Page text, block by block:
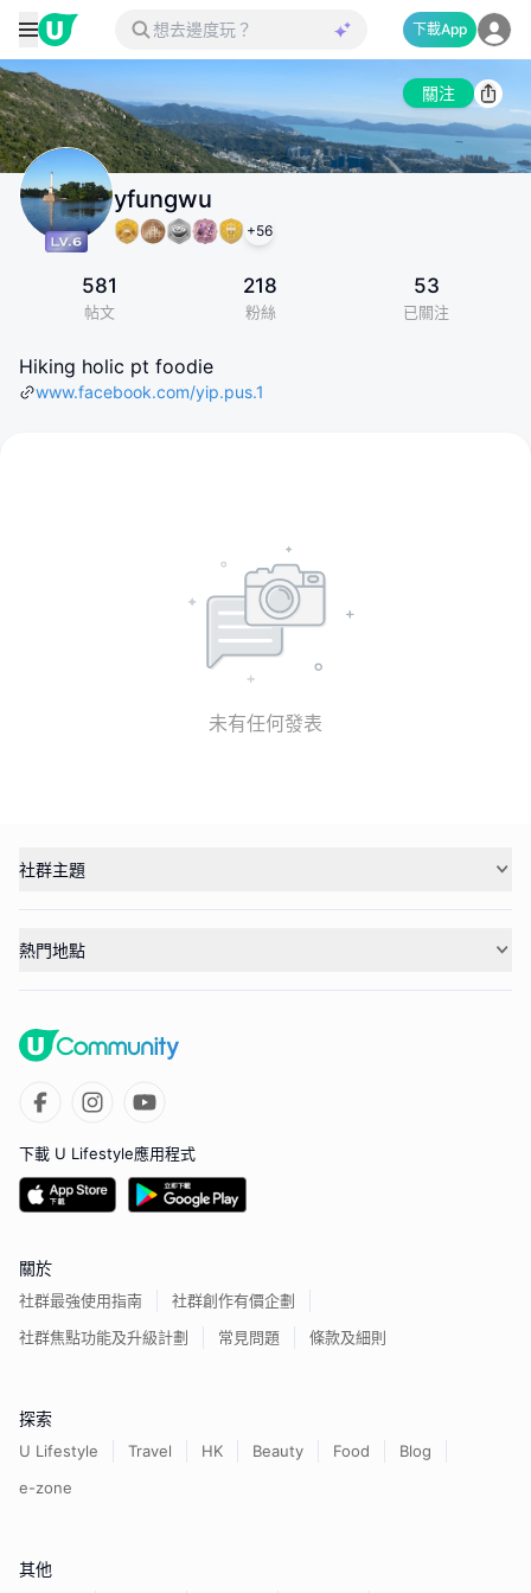
下載App
關注
yfungwu
+56
581
帖文
218
粉絲
53
已關注
Hiking holic pt foodie
www.facebook.com/yip.pus.1
未有任何發表
社群主題
熱門地點
下載 U Lifestyle應用程式
關於
社群最強使用指南
社群創作有價企劃
社群焦點功能及升級計劃
常見問題 條款及細則
探索
U Lifestyle Travel HK Beauty Food
Blog
e-zone
其他